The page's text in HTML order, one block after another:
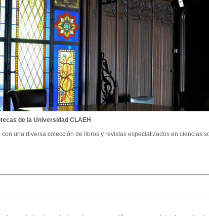
de la Universidad CLAEH
con una diversa colección de libros y revistas especializados en ciencias